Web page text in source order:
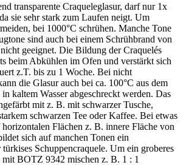
transparente Craqueleglasur, darf nur 1x
sie sehr stark zum Laufen neigt. Um
bei 1000°C schrühen. Manche Tone
sind auch bei einem Schrühbrand von
geeignet. Die Bildung der Craquelés
beim Abkühlen im Ofen und verstärkt sich
z.T. bis zu 1 Woche. Bei nicht
die Glasur auch bei ca. 100°C aus dem
kaltem Wasser abgeschreckt werden. Das
mit z. B. mit schwarzer Tusche,
schwarzen Tee oder Kaffee. Bei etwas
Flächen z. B. innere Fläche von
sich auf manchen Tonen ein
türkises Schuppencraquele. Um ein groberes
mit BOTZ 9342 mischen z. B. 1 : 1